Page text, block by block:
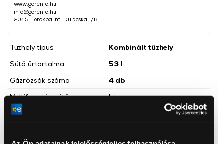
www.gorenje.hu
info@gorenje.hu
2045, Törökbálint, Dulácska 1/B
Tűzhely típus
Kombinált tűzhely
Sütő űrtartalma
53 l
Gázrózsák száma
4 db
Multifunkciós sütő
Igen
Egykezes szikragyújtás